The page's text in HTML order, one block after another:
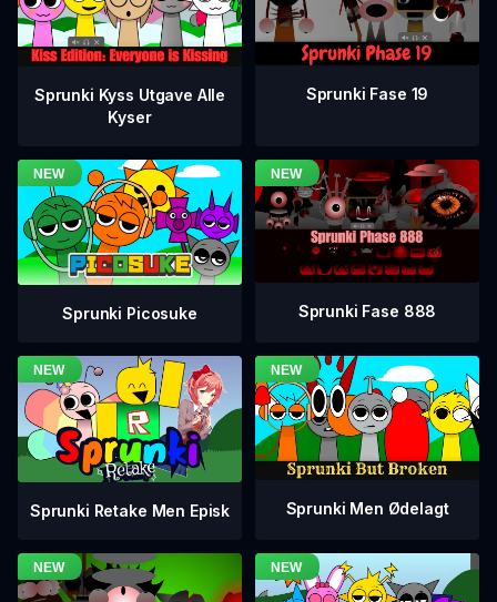
Sprunki Kyss Utgave Alle
Kyser
Sprunki Fase 19
Sprunki Picosuke Sprunki Fase 888
Sprunki Retake Men Episk Sprunki Men Ødelagt